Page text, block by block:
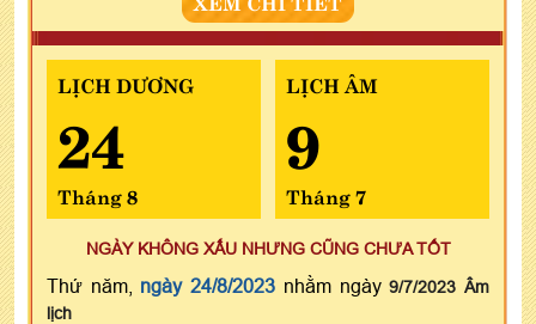
LỊCH DƯƠNG
24
Tháng 8
LỊCH ÂM
9
Tháng 7
NGÀY KHÔNG XẤU NHƯNG CŨNG CHƯA TỐT
Thứ năm, ngày 24/8/2023 nhằm ngày9/7/2023 Âm
lịch